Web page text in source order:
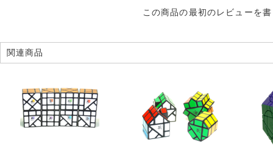
この商品の最初のレビューを
関連商品